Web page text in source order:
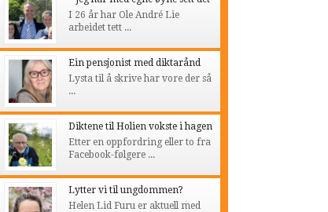
I 26 år har Ole André Lie
arbeidet tett ...
Ein pensjonist med diktarånd
Lysta til å skrive har vore der så
...
Diktene til Holien vokste i hagen
Etter en oppfordring eller to fra
Facebook-følgere ...
Lytter vi til ungdommen?
Helen Lid Furu er aktuell med